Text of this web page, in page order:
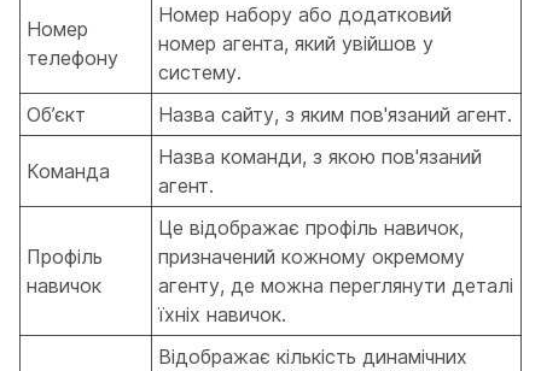
Номер
телефону
Номер набору або додатковий
номер агента, який увійшов у
систему.
Об’єкт
Назва сайту, з яким пов'язаний агент.
Команда
Назва команди, з якою пов'язаний
агент.
Профіль
навичок
Це відображає профіль навичок,
призначений кожному окремому
агенту, де можна переглянути деталі
їхніх навичок.
Відображає кількість динамічних